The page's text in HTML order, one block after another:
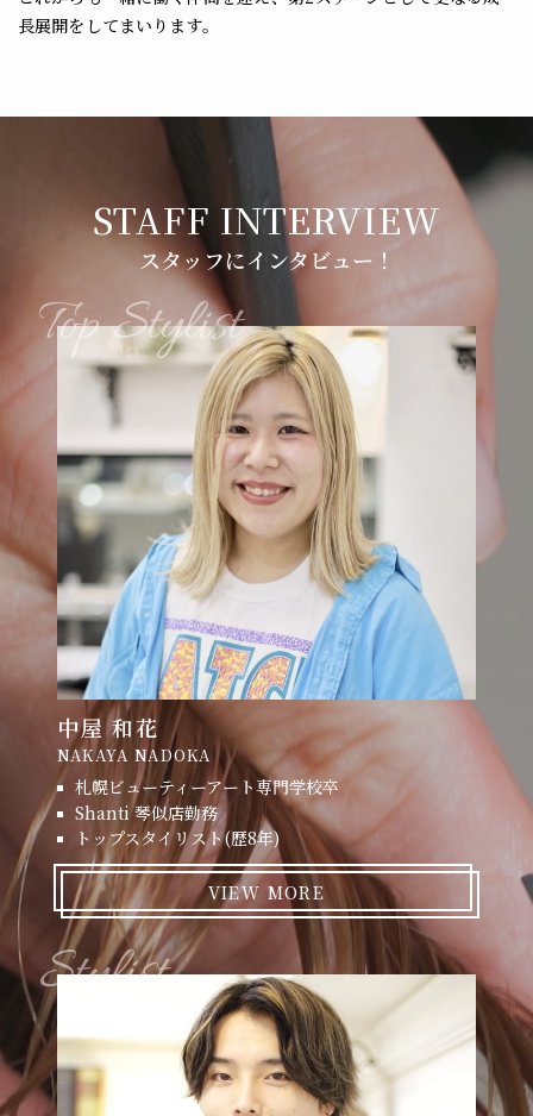
長展開をしてまいります。
スタッフにインタビュー！
Top Stylist
中屋 和花
NAKAYA NADOKA
札幌ビューティーアート専門学校卒
Shanti 琴似店勤務
トップスタイリスト(歴8年)
VIEW MORE
Stylist